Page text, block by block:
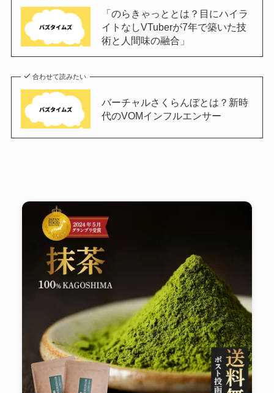
「のらきゃっととは？目にハイラ
イトなしVTuberが7年で築いた技
術と人間味の融合」
合わせて読みたい
バーチャルさくらんぼとは？新時
代のVOMインフルエンサー